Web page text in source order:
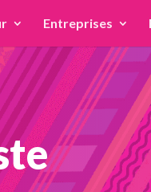
Entreprises